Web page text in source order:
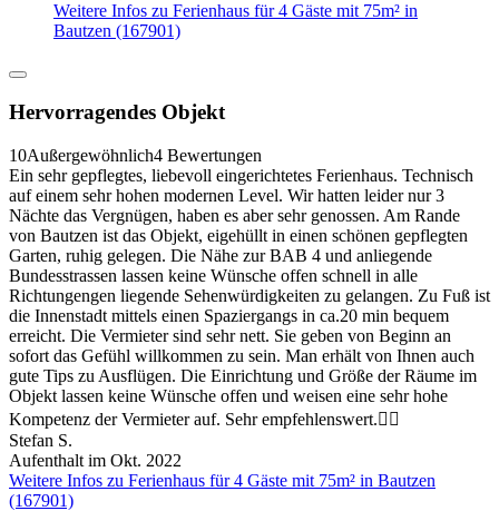
Weitere Infos zu Ferienhaus für 4 Gäste mit 75m² in
Bautzen (167901)
Hervorragendes Objekt
10Außergewöhnlich4 Bewertungen
Ein sehr gepflegtes, liebevoll eingerichtetes Ferienhaus. Technisch
auf einem sehr hohen modernen Level. Wir hatten leider nur 3
Nächte das Vergnügen, haben es aber sehr genossen. Am Rande
von Bautzen ist das Objekt, eigehüllt in einen schönen gepflegten
Garten, ruhig gelegen. Die Nähe zur BAB 4 und anliegende
Bundesstrassen lassen keine Wünsche offen schnell in alle
Richtungengen liegende Sehenwürdigkeiten zu gelangen. Zu Fuß ist
die Innenstadt mittels einen Spaziergangs in ca.20 min bequem
erreicht. Die Vermieter sind sehr nett. Sie geben von Beginn an
sofort das Gefühl willkommen zu sein. Man erhält von Ihnen auch
gute Tips zu Ausflügen. Die Einrichtung und Größe der Räume im
Objekt lassen keine Wünsche offen und weisen eine sehr hohe
Kompetenz der Vermieter auf. Sehr empfehlenswert.👍🏻
Stefan S.
Aufenthalt im Okt. 2022
Weitere Infos zu Ferienhaus für 4 Gäste mit 75m² in Bautzen
(167901)